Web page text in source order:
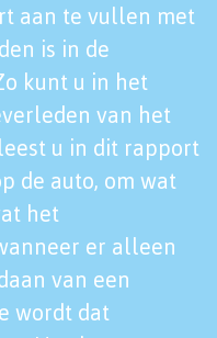
aan te vullen met
is in de
kunt u in het
van het
u in dit rapport
de auto, om wat
het
er alleen
van een
wordt dat